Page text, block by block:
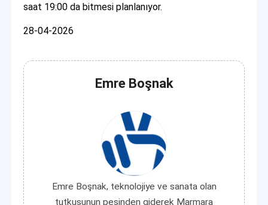
saat 19:00 da bitmesi planlanıyor.
28-04-2026
Emre Boşnak
Emre Boşnak, teknolojiye ve sanata olan
tutkusunun peşinden giderek Marmara